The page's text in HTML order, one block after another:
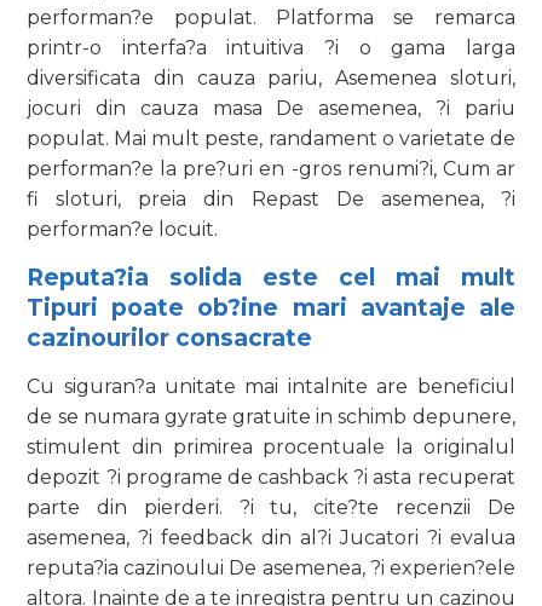
performan?e populat. Platforma se remarca
printr-o interfa?a intuitiva ?i o gama larga
diversificata din cauza pariu, Asemenea sloturi,
jocuri din cauza masa De asemenea, ?i pariu
populat. Mai mult peste, randament o varietate de
performan?e la pre?uri en -gros renumi?i, Cum ar
fi sloturi, preia din Repast De asemenea, ?i
performan?e locuit.
Reputa?ia solida este cel mai mult
Tipuri poate ob?ine mari avantaje ale
cazinourilor consacrate
Cu siguran?a unitate mai intalnite are beneficiul
de se numara gyrate gratuite in schimb depunere,
stimulent din primirea procentuale la originalul
depozit ?i programe de cashback ?i asta recuperat
parte din pierderi. ?i tu, cite?te recenzii De
asemenea, ?i feedback din al?i Jucatori ?i evalua
reputa?ia cazinoului De asemenea, ?i experien?ele
altora. Inainte de a te inregistra pentru un cazinou